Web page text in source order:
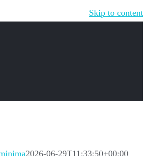
Skip to content
2026-06-29T11:33:50+00:00